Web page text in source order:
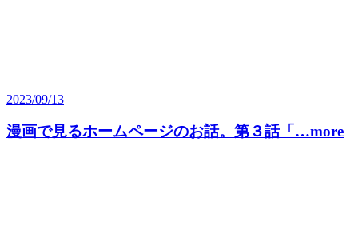
2023/09/13
漫画で見るホームページのお話。第３話「…more